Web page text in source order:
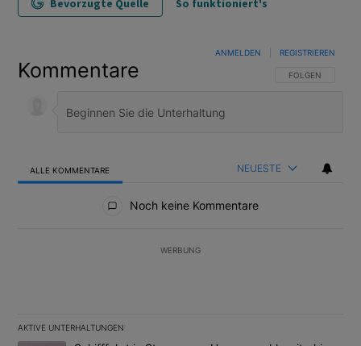
Bevorzugte Quelle So funktioniert's
Kommentare FOLGE DIESER
FOLGEN
ANMELDEN REGISTRIEREN
ALLE KOMMENTARE NEUESTE
Noch keine Kommentare
WERBUNG
AKTIVE UNTERHALTUNGEN
Das Folgende ist eine Liste der am meisten kommentierten